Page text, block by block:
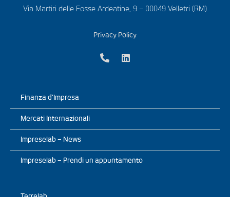
Via Martiri delle Fosse Ardeatine, 9 – 00049 Velletri (RM)
Privacy Policy
Finanza d’Impresa
Mercati Internazionali
Impreselab – News
Impreselab – Prendi un appuntamento